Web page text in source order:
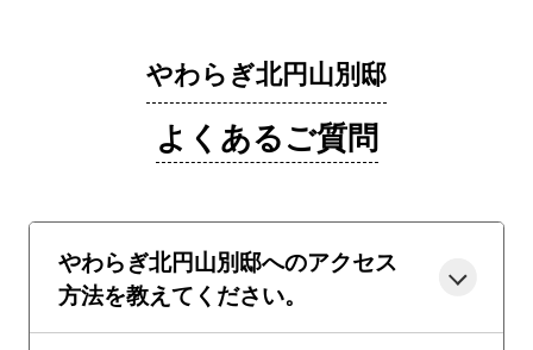
やわらぎ北円山別邸
よくあるご質問
やわらぎ北円山別邸へのアクセス
方法を教えてください。